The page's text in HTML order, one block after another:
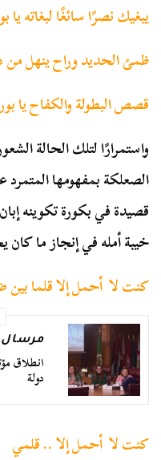
يبغيك نصرًا سائغًا لبغاته يا
ظمئ الحديد وراح ينهل من
قصص البطولة والكفاح يا
واستمرارًا لتلك الحالة
الصعلكة بمفهومها المتمرد
قصيدة في بكورة تكوينه
خيبة أمله في إنجاز ما كان
كنت لا أحمل إلا قلما بين
مرسال
دولة
كنت لا أحمل إلا .. قلمي